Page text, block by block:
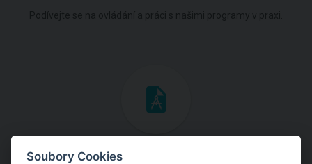
Inženýrské manuály
Soubory Cookies